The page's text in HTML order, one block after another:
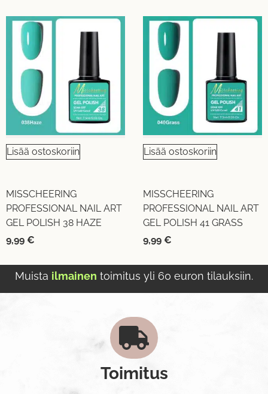
Lisää ostoskoriin
MISSCHEERING
PROFESSIONAL NAIL ART
GEL POLISH 38 HAZE
9,99 €
Lisää ostoskoriin
MISSCHEERING
PROFESSIONAL NAIL ART
GEL POLISH 41 GRASS
9,99 €
Muista ilmainen toimitus yli 60 euron tilauksiin.
Toimitus